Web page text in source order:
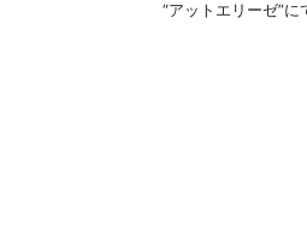
“アットエリーゼ”に